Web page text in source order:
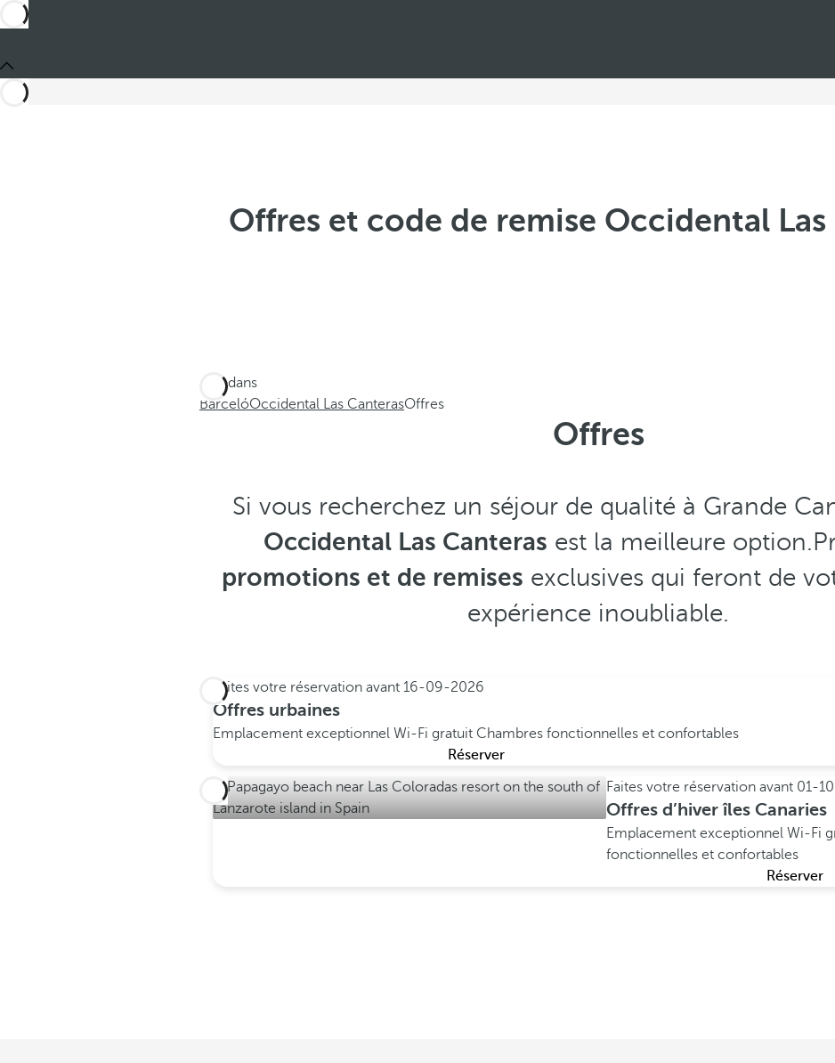
Offres et code de remise Occidental Las
Ces dans
BarcelóOccidental Las CanterasOffres
Offres
Si vous recherchez un séjour de qualité à Grande
Occidental Las Canteras est la meilleure
promotions et de remises exclusives qui feront de
expérience inoubliable.
Faites votre réservation avant 16-09-2026
Offres urbaines
Emplacement exceptionnel Wi-Fi gratuit Chambres fonctionnelles et confortables
Réserver
Faites votre réservation avant 01-
Offres d’hiver îles Canaries
Emplacement exceptionnel Wi-Fi
fonctionnelles et confortables
Réserver